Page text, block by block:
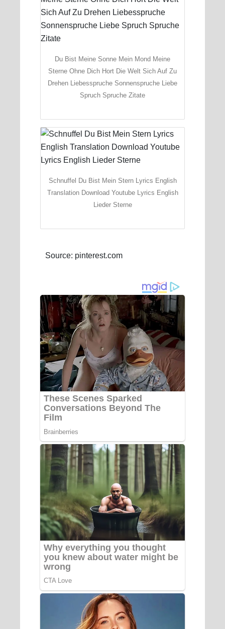
Du Bist Meine Sonne Mein Mond Meine
Sterne Ohne Dich Hort Die Welt Sich Auf Zu
Drehen Liebesspruche Sonnenspruche Liebe
Spruch Spruche Zitate
Schnuffel Du Bist Mein Stern Lyrics English
Translation Download Youtube Lyrics English
Lieder Sterne
Source: pinterest.com